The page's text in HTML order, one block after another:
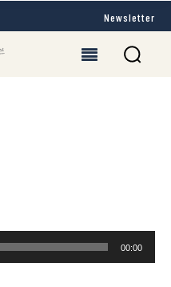
Newsletter
00:00